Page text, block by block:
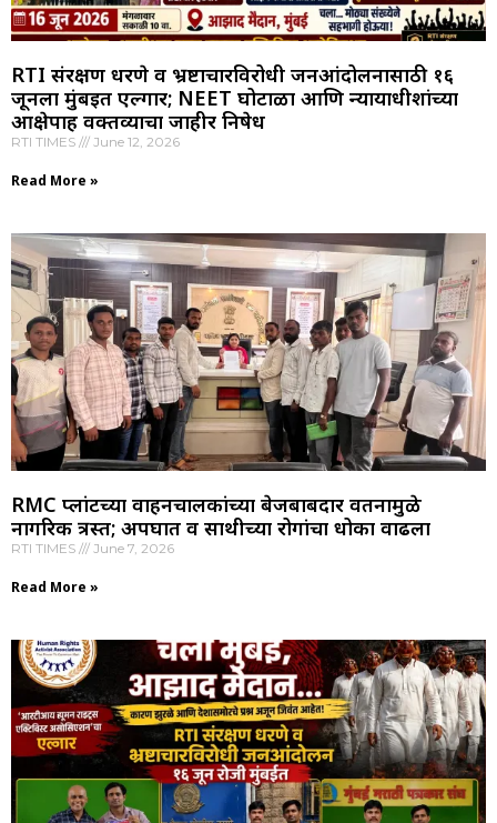
RTI संरक्षण धरणे व भ्रष्टाचारविरोधी जनआंदोलनासाठी १६
जूनला मुंबईत एल्गार; NEET घोटाळा आणि न्यायाधीशांच्या
आक्षेपार्ह वक्तव्याचा जाहीर निषेध
RTI TIMES June 12, 2026
Read More »
RMC प्लांटच्या वाहनचालकांच्या बेजबाबदार वर्तनामुळे
नागरिक त्रस्त; अपघात व साथीच्या रोगांचा धोका वाढला
RTI TIMES June 7, 2026
Read More »